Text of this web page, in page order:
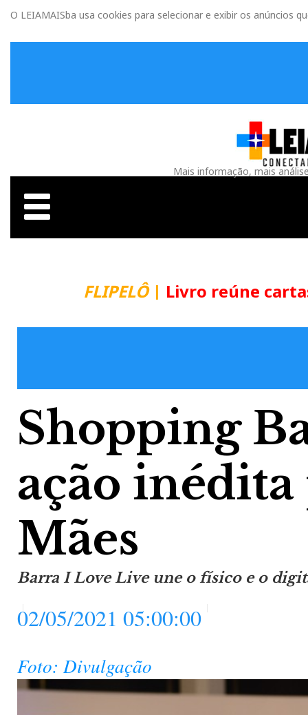
O LEIAMAISba usa cookies para selecionar e exibir os anúncios
Mais informação, mais
FLIPELÔ| Livro reúne
Shopping
ação inédita
Mães
Barra I Love Live une o físico e o
02/05/2021 05:00:00
Foto: Divulgação